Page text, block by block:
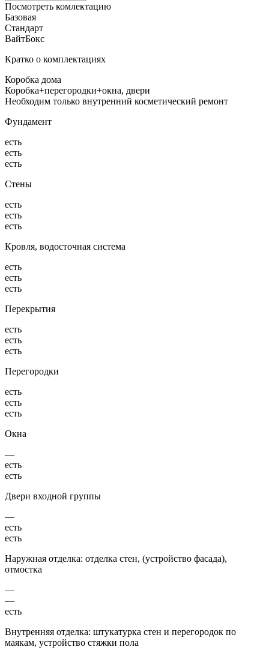
Посмотреть комлектацию
Базовая
Стандарт
ВайтБокс
Кратко о комплектациях
Коробка дома
Коробка+перегородки+окна, двери
Необходим только внутренний косметический ремонт
Фундамент
есть
есть
есть
Стены
есть
есть
есть
Кровля, водосточная система
есть
есть
есть
Перекрытия
есть
есть
есть
Перегородки
есть
есть
есть
Окна
—
есть
есть
Двери входной группы
—
есть
есть
Наружная отделка: отделка стен, (устройство фасада),
отмостка
—
—
есть
Внутренняя отделка: штукатурка стен и перегородок по
маякам, устройство стяжки пола